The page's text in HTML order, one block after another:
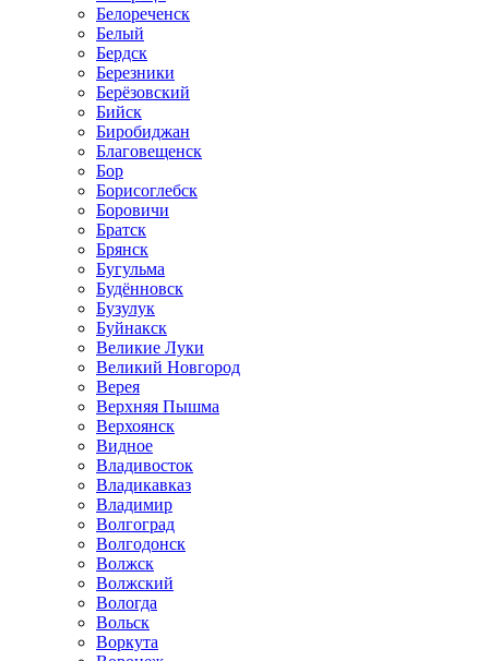
Белореченск
Белый
Бердск
Березники
Берёзовский
Бийск
Биробиджан
Благовещенск
Бор
Борисоглебск
Боровичи
Братск
Брянск
Бугульма
Будённовск
Бузулук
Буйнакск
Великие Луки
Великий Новгород
Верея
Верхняя Пышма
Верхоянск
Видное
Владивосток
Владикавказ
Владимир
Волгоград
Волгодонск
Волжск
Волжский
Вологда
Вольск
Воркута